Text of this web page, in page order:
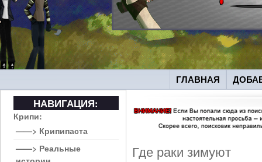
ГЛАВНАЯ
Где раки зимуют
НАВИГАЦИЯ:
Крипи:
——> Крипипаста
——> Реальные